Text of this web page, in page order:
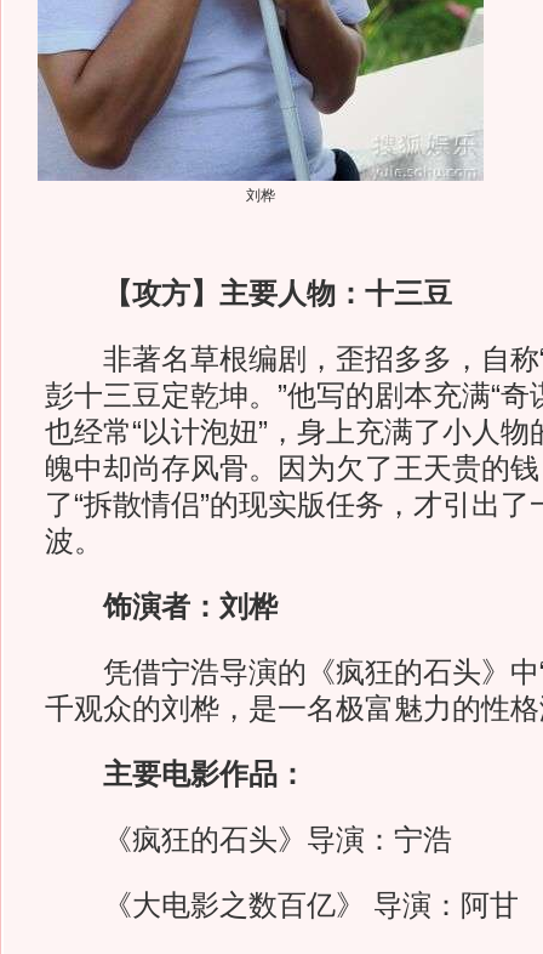
刘桦
【攻方】主要人物：十三豆
非著名草根编剧，歪招多多，自称
彭十三豆定乾坤。”他写的剧本充满“奇
也经常“以计泡妞”，身上充满了小人
魄中却尚存风骨。因为欠了王天贵的
了“拆散情侣”的现实版任务，才引出
波。
饰演者：刘桦
凭借宁浩导演的《疯狂的石头》中
千观众的刘桦，是一名极富魅力的性
主要电影作品：
《疯狂的石头》导演：宁浩
《大电影之数百亿》 导演：阿甘